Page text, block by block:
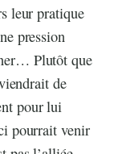
leur pratique
pression
Plutôt que
de
pour lui
pourrait venir